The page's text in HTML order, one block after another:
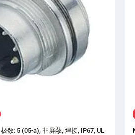
数: 5 (05-a), 非屏蔽, 焊接, IP67, UL